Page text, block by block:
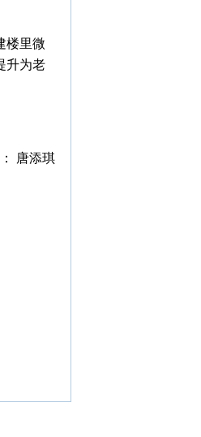
楼里微
升为老
唐添琪